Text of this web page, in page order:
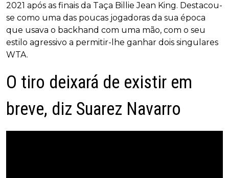
2021 após as finais da Taça Billie Jean King. Destacou-
se como uma das poucas jogadoras da sua época
que usava o backhand com uma mão, com o seu
estilo agressivo a permitir-lhe ganhar dois singulares
WTA.
O tiro deixará de existir em
breve, diz Suarez Navarro